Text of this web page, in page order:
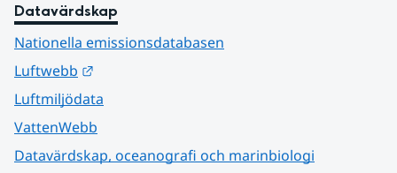
Datavärdskap
Nationella emissionsdatabasen
Luftwebb
Luftmiljödata
VattenWebb
Datavärdskap, oceanografi och marinbiologi